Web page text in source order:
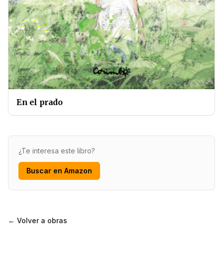
En el prado
¿Te interesa este libro?
Buscar en Amazon
← Volver a obras